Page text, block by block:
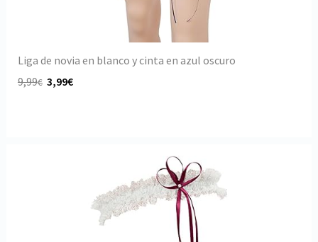
Liga de novia en blanco y cinta en azul oscuro
9,99€ 3,99€